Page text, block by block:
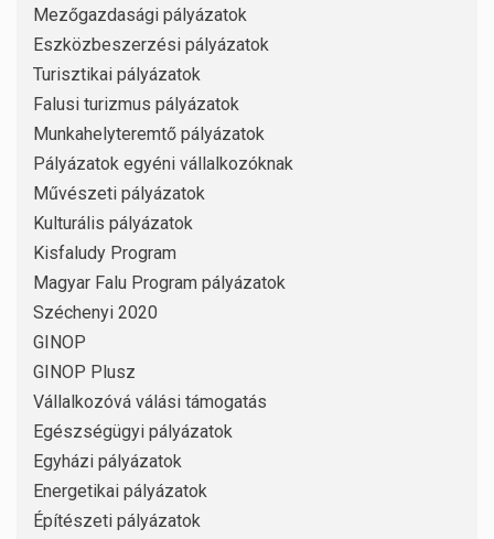
Mezőgazdasági pályázatok
Eszközbeszerzési pályázatok
Turisztikai pályázatok
Falusi turizmus pályázatok
Munkahelyteremtő pályázatok
Pályázatok egyéni vállalkozóknak
Művészeti pályázatok
Kulturális pályázatok
Kisfaludy Program
Magyar Falu Program pályázatok
Széchenyi 2020
GINOP
GINOP Plusz
Vállalkozóvá válási támogatás
Egészségügyi pályázatok
Egyházi pályázatok
Energetikai pályázatok
Építészeti pályázatok